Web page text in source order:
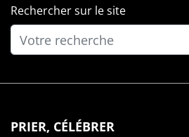
Rechercher sur le site
PRIER, CÉLÉBRER